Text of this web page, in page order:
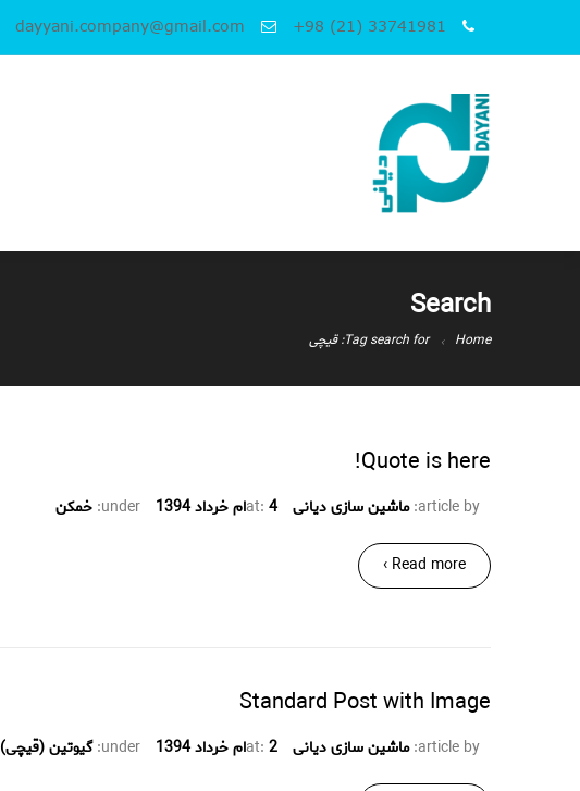
dayyani.company@gmail.com +98 (21) 33741981
Search
Home Tag search for: قیچی
Quote is here!
article by: ماشین سازی دیانی at: 4ام خرداد 1394 under: خمکن
Read more ›
Standard Post with Image
article by: ماشین سازی دیانی at: 2ام خرداد 1394 under: گیوتین (قیچی)